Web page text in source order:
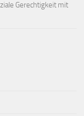
Gerechtigkeit mit